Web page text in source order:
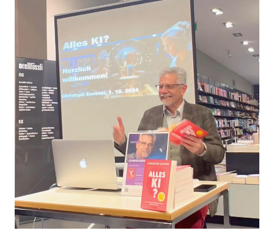
–
A
Special
Evening
on
Home